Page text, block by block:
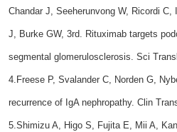
Chandar J, Seeherunvong W, Ricordi
J, Burke GW, 3rd. Rituximab targets
segmental glomerulosclerosis. Sci
4.Freese P, Svalander C, Norden G,
recurrence of IgA nephropathy. Clin
5.Shimizu A, Higo S, Fujita E, Mii A,